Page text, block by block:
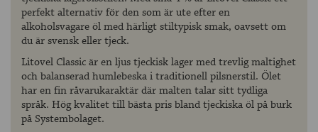
perfekt alternativ för den som är ute efter en
alkoholsvagare öl med härligt stiltypisk smak, oavsett om
du är svensk eller tjeck.
Litovel Classic är en ljus tjeckisk lager med trevlig maltighet
och balanserad humlebeska i traditionell pilsnerstil. Ölet
har en fin råvarukaraktär där malten talar sitt tydliga
språk. Hög kvalitet till bästa pris bland tjeckiska öl på burk
på Systembolaget.